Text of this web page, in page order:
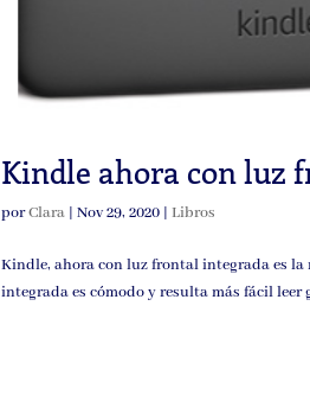
Kindle ahora con luz
porClara |Nov 29, 2020 |Libros
Kindle, ahora con luz frontal integrada es
integrada es cómodo y resulta más fácil